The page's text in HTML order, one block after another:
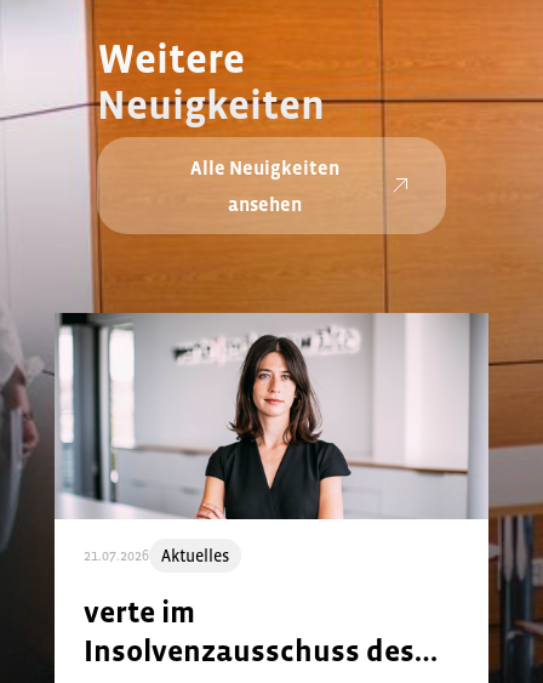
Weitere
Neuigkeiten
Alle Neuigkeiten
ansehen
21.07.2026 Aktuelles
verte im
Insolvenzausschuss des